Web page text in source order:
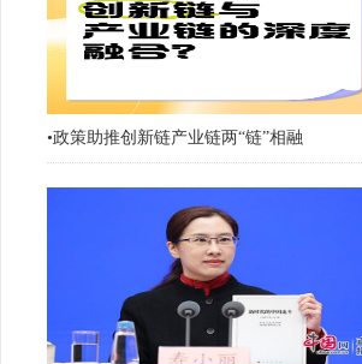
•政策助推创新链产业链两“链”相融